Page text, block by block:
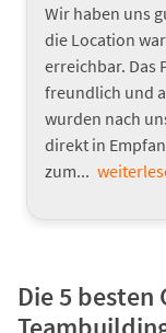
Wir haben uns
die Location
erreichbar. Das
freundlich und
wurden nach
direkt in
zum...
Die 5 besten